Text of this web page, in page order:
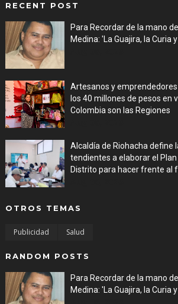
RECENT POST
Para Recordar de la mano
Medina: 'La Guajira, la Curia
Artesanos y
los 40 millones de pesos en
Colombia son las Regiones
Alcaldía de Riohacha define
tendientes a elaborar el Plan
Distrito para hacer frente al
OTROS TEMAS
Publicidad Salud
RANDOM POSTS
Para Recordar de la mano
Medina: 'La Guajira, la Curia